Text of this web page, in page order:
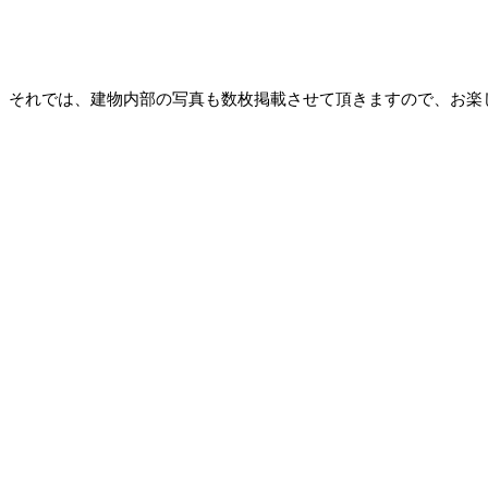
それでは、建物内部の写真も数枚掲載させて頂きますので、お楽